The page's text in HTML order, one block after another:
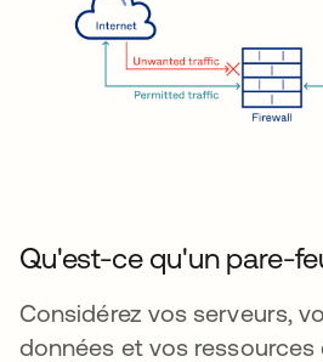
Qu'est-ce qu'un pare-
Considérez vos serveurs,
données et vos